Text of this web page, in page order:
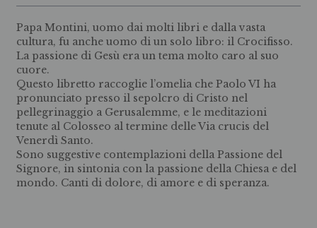
Papa Montini, uomo dai molti libri e dalla vasta
cultura, fu anche uomo di un solo libro: il Crocifisso.
La passione di Gesù era un tema molto caro al suo
cuore.
Questo libretto raccoglie l’omelia che Paolo VI ha
pronunciato presso il sepolcro di Cristo nel
pellegrinaggio a Gerusalemme, e le meditazioni
tenute al Colosseo al termine delle Via crucis del
Venerdì Santo.
Sono suggestive contemplazioni della Passione del
Signore, in sintonia con la passione della Chiesa e del
mondo. Canti di dolore, di amore e di speranza.